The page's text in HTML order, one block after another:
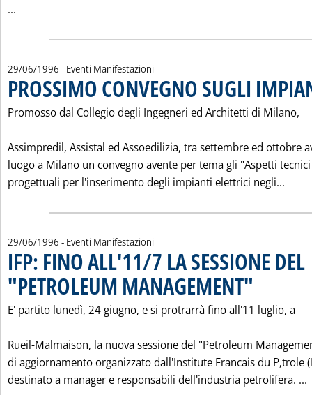
...
29/06/1996 - Eventi Manifestazioni
PROSSIMO CONVEGNO SUGLI
Promosso dal Collegio degli Ingegneri ed Architetti di Milano,
Assimpredil, Assistal ed Assoedilizia, tra settembre ed ottobre
luogo a Milano un convegno avente per tema gli "Aspetti
progettuali per l'inserimento degli impianti elettrici negli...
29/06/1996 - Eventi Manifestazioni
IFP: FINO ALL'11/7 LA SESSIONE DEL
"PETROLEUM MANAGEMENT"
E' partito lunedì, 24 giugno, e si protrarrà fino all'11 luglio, a
Rueil-Malmaison, la nuova sessione del "Petroleum
di aggiornamento organizzato dall'Institute Francais du P‚trole
destinato a manager e responsabili dell'industria petrolifera. ...